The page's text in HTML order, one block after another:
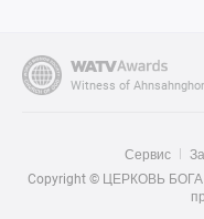
Witness of
Сервис
Copyright © ЦЕРКОВЬ